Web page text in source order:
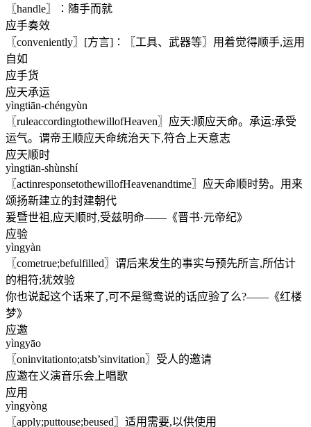
〖handle〗∶随手而就
应手奏效
〖conveniently〗[方言]∶〖工具、武器等〗用着觉得顺手,运用
自如
应手货
应天承运
yìngtiān-chéngyùn
〖ruleaccordingtothewillofHeaven〗应天:顺应天命。承运:承受
运气。谓帝王顺应天命统治天下,符合上天意志
应天顺时
yìngtiān-shùnshí
〖actinresponsetothewillofHeavenandtime〗应天命顺时势。用来
颂扬新建立的封建朝代
爰暨世祖,应天顺时,受兹明命——《晋书·元帝纪》
应验
yìngyàn
〖cometrue;befulfilled〗谓后来发生的事实与预先所言,所估计
的相符;犹效验
你也说起这个话来了,可不是鸳鸯说的话应验了么?——《红楼
梦》
应邀
yìngyāo
〖oninvitationto;atsb’sinvitation〗受人的邀请
应邀在义演音乐会上唱歌
应用
yìngyòng
〖apply;puttouse;beused〗适用需要,以供使用